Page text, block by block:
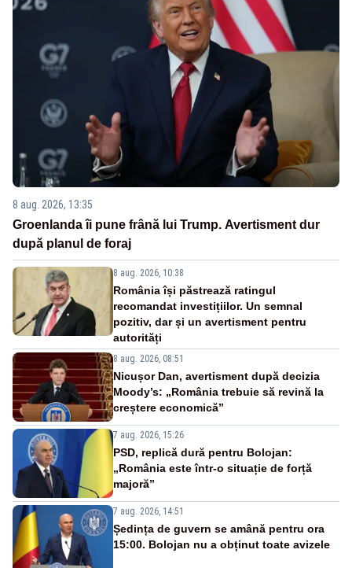
8 aug. 2026, 13:35
Groenlanda îi pune frână lui Trump. Avertisment dur
după planul de foraj
8 aug. 2026, 10:38
România își păstrează ratingul
recomandat investițiilor. Un semnal
pozitiv, dar și un avertisment pentru
autorități
8 aug. 2026, 08:51
Nicușor Dan, avertisment după decizia
Moody’s: „România trebuie să revină la
creștere economică”
7 aug. 2026, 15:26
PSD, replică dură pentru Bolojan:
„România este într-o situație de forță
majoră”
7 aug. 2026, 14:51
Ședința de guvern se amână pentru ora
15:00. Bolojan nu a obținut toate avizele